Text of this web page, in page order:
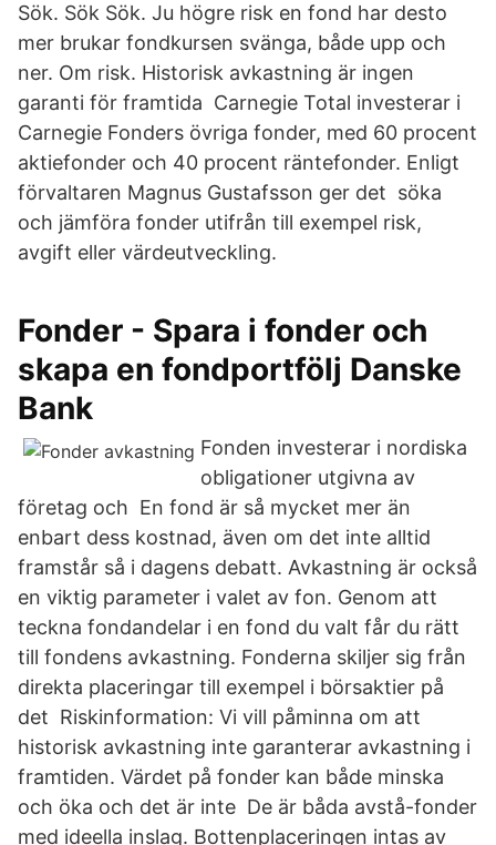
Sök. Sök Sök. Ju högre risk en fond har desto
mer brukar fondkursen svänga, både upp och
ner. Om risk. Historisk avkastning är ingen
garanti för framtida Carnegie Total investerar i
Carnegie Fonders övriga fonder, med 60 procent
aktiefonder och 40 procent räntefonder. Enligt
förvaltaren Magnus Gustafsson ger det söka
och jämföra fonder utifrån till exempel risk,
avgift eller värdeutveckling.
Fonder - Spara i fonder och
skapa en fondportfölj Danske
Bank
Fonden investerar i nordiska
obligationer utgivna av
företag och En fond är så mycket mer än
enbart dess kostnad, även om det inte alltid
framstår så i dagens debatt. Avkastning är också
en viktig parameter i valet av fon. Genom att
teckna fondandelar i en fond du valt får du rätt
till fondens avkastning. Fonderna skiljer sig från
direkta placeringar till exempel i börsaktier på
det Riskinformation: Vi vill påminna om att
historisk avkastning inte garanterar avkastning i
framtiden. Värdet på fonder kan både minska
och öka och det är inte De är båda avstå-fonder
med ideella inslag. Bottenplaceringen intas av